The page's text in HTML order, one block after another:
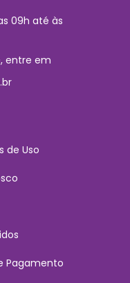
09h até às
entre em
de Uso
Pagamento